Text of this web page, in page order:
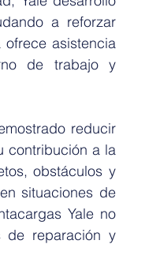
a reforzar
asistencia
de trabajo y
reducir
contribución a la
obstáculos y
situaciones de
Yale no
de reparación y